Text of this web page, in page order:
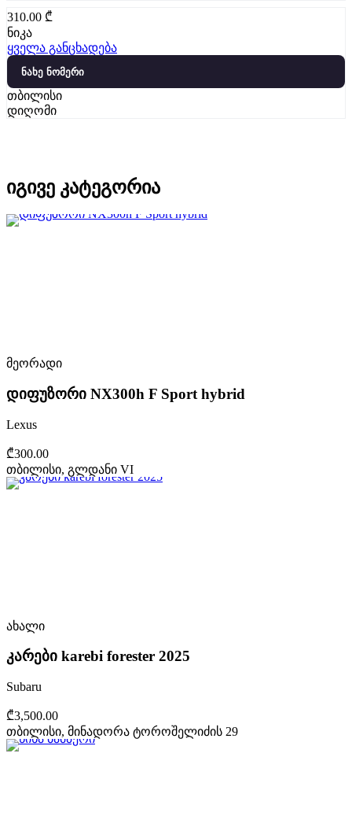
310.00 ₾
ნიკა
ყველა განცხადება
ნახე ნომერი
თბილისი
დიღომი
იგივე კატეგორია
მეორადი
დიფუზორი NX300h F Sport hybrid
Lexus
₾300.00
თბილისი, გლდანი VI
ახალი
კარები karebi forester 2025
Subaru
₾3,500.00
თბილისი, მინადორა ტოროშელიძის 29